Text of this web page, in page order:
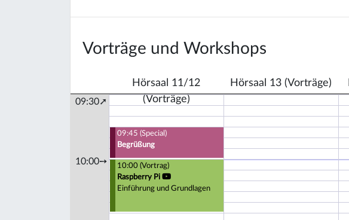
Vorträge und Workshops
09:30➚
10:00➙
Hörsaal 11/12
(Vorträge)
Hörsaal 13 (Vorträge)
09:45 (Special)
Begrüßung
10:00 (Vortrag)
Raspberry Pi
Einführung und Grundlagen